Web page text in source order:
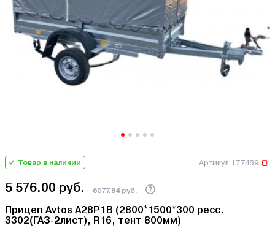
Товар в наличии Артикул 177489
5 576.00 руб. 6077.84 руб.
Прицеп Avtos A28P1B (2800*1500*300 ресс.
3302(ГАЗ-2лист), R16, тент 800мм)